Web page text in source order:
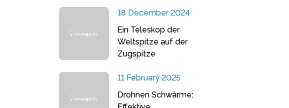
18 December 2024
Ein Teleskop der
Weltspitze auf der
Zugspitze
11 February 2025
Drohnen Schwärme: